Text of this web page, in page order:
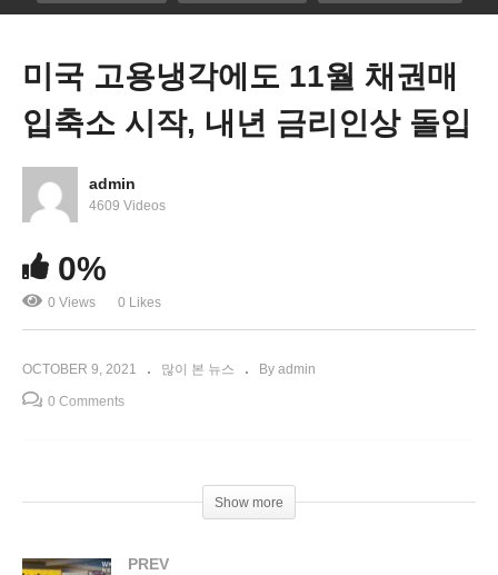
전기 자동차, 미국 일자리 무덤 되나…
미국 고용냉각에도 11월 채권매
입축소 시작, 내년 금리인상 돌입
admin
4609 Videos
0%
0 Views 0 Likes
OCTOBER 9, 2021 많이 본 뉴스 By admin
0 Comments
Show more
PREV